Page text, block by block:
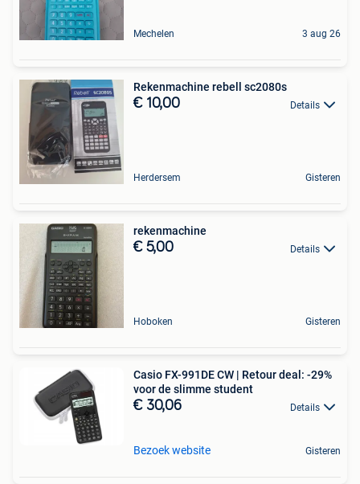
Mechelen 3 aug 26
Rekenmachine rebell sc2080s
€ 10,00 Details
Herdersem Gisteren
rekenmachine
€ 5,00 Details
Hoboken Gisteren
Casio FX-991DE CW | Retour deal: -29%
voor de slimme student
€ 30,06 Details
Bezoek website Gisteren